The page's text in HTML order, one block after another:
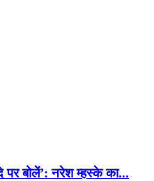
पर बोलें’: नरेश म्हस्के का...